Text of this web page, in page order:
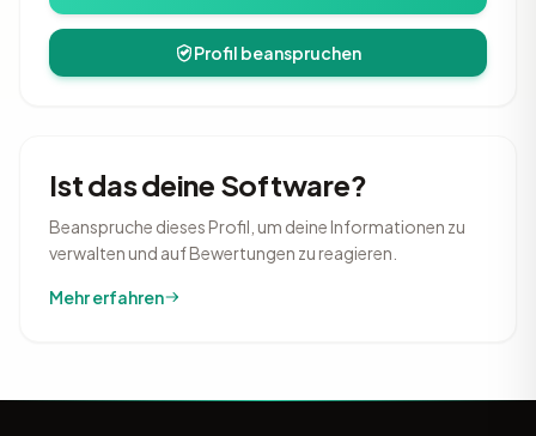
Profil beanspruchen
Ist das deine Software?
Beanspruche dieses Profil, um deine Informationen zu
verwalten und auf Bewertungen zu reagieren.
Mehr erfahren